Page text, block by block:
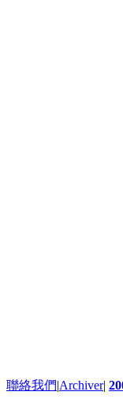
聯絡我們|Archiver|